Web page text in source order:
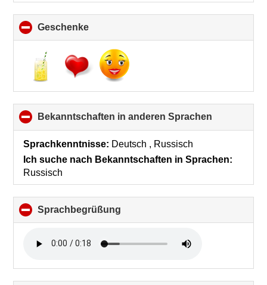
Geschenke
to
collapse
contents
Bekanntschaften in anderen Sprachen
to
Sprachkenntnisse: Deutsch , Russisch
Ich suche nach Bekanntschaften in Sprachen:
Russisch
Sprachbegrüßung
to
contents